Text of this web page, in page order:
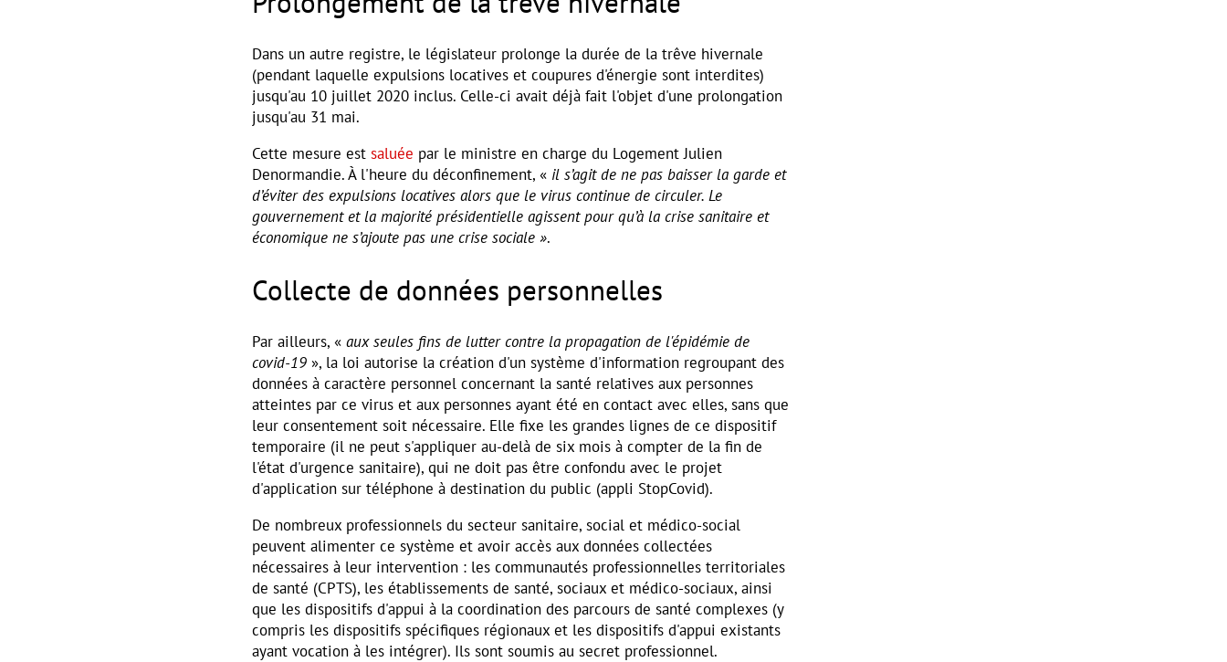
Dans un autre registre, le législateur prolonge la durée de la trêve hivernale
(pendant laquelle expulsions locatives et coupures d'énergie sont interdites)
jusqu'au 10 juillet 2020 inclus. Celle-ci avait déjà fait l'objet d'une prolongation
jusqu'au 31 mai.
Cette mesure est saluée par le ministre en charge du Logement Julien
Denormandie. À l'heure du déconfinement, « il s’agit de ne pas baisser la garde et
d’éviter des expulsions locatives alors que le virus continue de circuler. Le
gouvernement et la majorité présidentielle agissent pour qu’à la crise sanitaire et
économique ne s’ajoute pas une crise sociale ».
Collecte de données personnelles
Par ailleurs, « aux seules fins de lutter contre la propagation de l'épidémie de
covid-19 », la loi autorise la création d'un système d'information regroupant des
données à caractère personnel concernant la santé relatives aux personnes
atteintes par ce virus et aux personnes ayant été en contact avec elles, sans que
leur consentement soit nécessaire. Elle fixe les grandes lignes de ce dispositif
temporaire (il ne peut s'appliquer au-delà de six mois à compter de la fin de
l'état d'urgence sanitaire), qui ne doit pas être confondu avec le projet
d'application sur téléphone à destination du public (appli StopCovid).
De nombreux professionnels du secteur sanitaire, social et médico-social
peuvent alimenter ce système et avoir accès aux données collectées
nécessaires à leur intervention : les communautés professionnelles territoriales
de santé (CPTS), les établissements de santé, sociaux et médico-sociaux, ainsi
que les dispositifs d'appui à la coordination des parcours de santé complexes (y
compris les dispositifs spécifiques régionaux et les dispositifs d'appui existants
ayant vocation à les intégrer). Ils sont soumis au secret professionnel.